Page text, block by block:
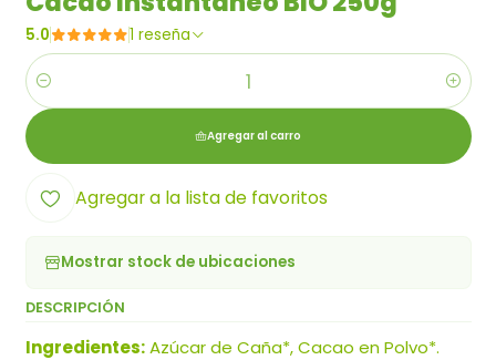
5.0 1 reseña
Cantidad
Agregar al carro
Agregar a la lista de favoritos
Mostrar stock de ubicaciones
DESCRIPCIÓN
Ingredientes:Azúcar de Caña*, Cacao en Polvo*.